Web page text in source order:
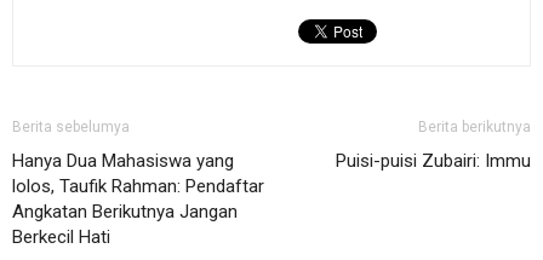
Berita sebelumya
Hanya Dua Mahasiswa yang
lolos, Taufik Rahman: Pendaftar
Angkatan Berikutnya Jangan
Berkecil Hati
Berita berikutnya
Puisi-puisi Zubairi: Immu